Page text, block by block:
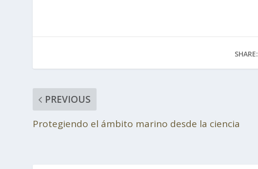
SHARE:
PREVIOUS
Protegiendo el ámbito marino desde la ciencia